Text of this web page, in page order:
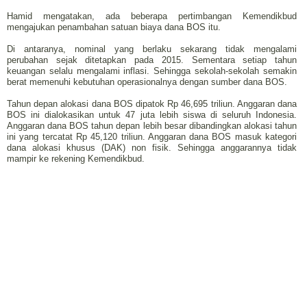
Hamid mengatakan, ada beberapa pertimbangan Kemendikbud
mengajukan penambahan satuan biaya dana BOS itu.
Di antaranya, nominal yang berlaku sekarang tidak mengalami
perubahan sejak ditetapkan pada 2015. Sementara setiap tahun
keuangan selalu mengalami inflasi. Sehingga sekolah-sekolah semakin
berat memenuhi kebutuhan operasionalnya dengan sumber dana BOS.
Tahun depan alokasi dana BOS dipatok Rp 46,695 triliun. Anggaran dana
BOS ini dialokasikan untuk 47 juta lebih siswa di seluruh Indonesia.
Anggaran dana BOS tahun depan lebih besar dibandingkan alokasi tahun
ini yang tercatat Rp 45,120 triliun. Anggaran dana BOS masuk kategori
dana alokasi khusus (DAK) non fisik. Sehingga anggarannya tidak
mampir ke rekening Kemendikbud.